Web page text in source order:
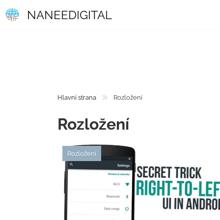
NANEEDIGITAL
Hlavní strana Rozložení
Rozložení
Rozložení